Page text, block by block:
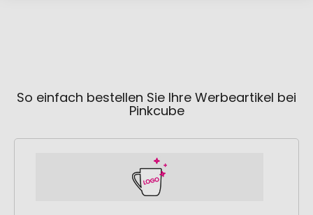
So einfach bestellen Sie Ihre Werbeartikel bei
Pinkcube